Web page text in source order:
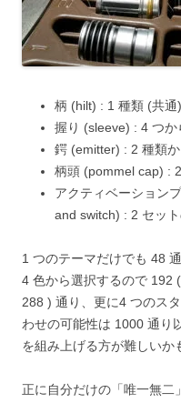
柄 (hilt) : 1 種類 (共通)
握り (sleeve) : 4 つか
鍔 (emitter) : 2 種類
柄頭 (pommel cap) :
アクティベーション
and switch) : 2 セッ
1 つのテーマだけでも 48
4 色から選択するので 192
288 ) 通り、更に4 つのス
わせの可能性は 1000 通り
を組み上げる方が難しいか
正に自分だけの「唯一無二